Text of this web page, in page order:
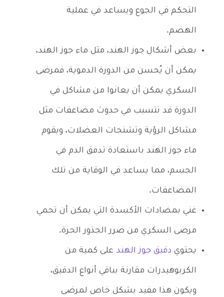
التحكم في الجوع ويساعد في عملية
الهضم.
بعض أشكال جوز الهند، مثل ماء جوز الهند،
يمكن أن يُحسن من الدورة الدموية، فمرضى
السكري يمكن أن يعانوا من مشاكل في
الدورة قد تتسبب في حدوث مضاعفات مثل
مشاكل الرؤية وتشنجات العضلات، ويقوم
ماء جوز الهند باستعادة تدفق الدم في
الجسم، مما يساعد في الوقاية من تلك
المضاعفات.
غني بمضادات الأكسدة التي يمكن أن تحمي
مرضى السكري من ضرر الجذور الحرة.
يحتوي دقيق جوز الهند على كمية من
الكربوهيدرات مقارنة بباقي أنواع الدقيق،
ويكون هذا مفيد بشكل خاص لمرضى